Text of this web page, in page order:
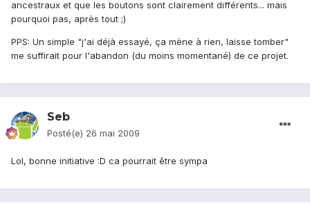
ancestraux et que les boutons sont clairement différents... mais
pourquoi pas, après tout ;)
PPS: Un simple "j'ai déjà essayé, ça mène à rien, laisse tomber"
me suffirait pour l'abandon (du moins momentané) de ce projet.
Seb
Posté(e) 26 mai 2009
Lol, bonne initiative :D ca pourrait être sympa